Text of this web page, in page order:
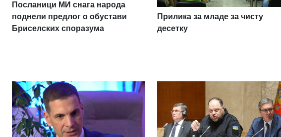
Посланици МИ снага народа
поднели предлог о обустави
Бриселских споразума
Прилика за младе за чисту
десетку